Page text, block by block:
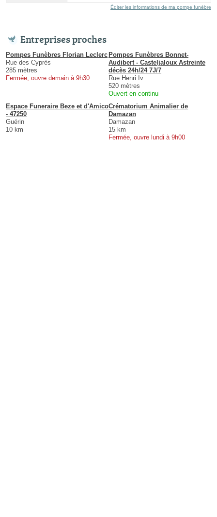
Éditer les informations de ma pompe funèbre
Entreprises proches
Pompes Funèbres Florian Leclerc
Rue des Cyprès
285 mètres
Fermée, ouvre demain à 9h30
Pompes Funèbres Bonnet-
Audibert - Casteljaloux Astreinte
décès 24h/24 7J/7
Rue Henri Iv
520 mètres
Ouvert en continu
Espace Funeraire Beze et d'Amico
- 47250
Guérin
10 km
Crématorium Animalier de
Damazan
Damazan
15 km
Fermée, ouvre lundi à 9h00